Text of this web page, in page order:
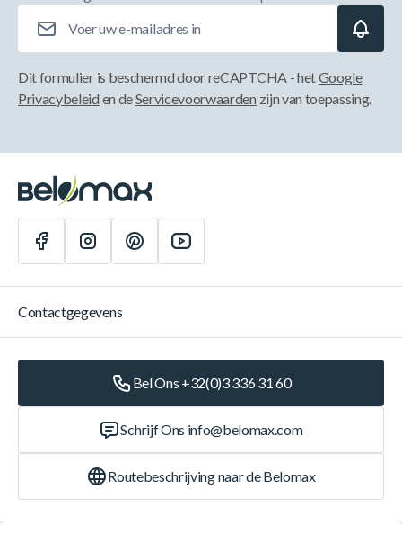
Dit formulier is beschermd door reCAPTCHA - hetGoogle
Privacybeleid en deServicevoorwaarden zijn van toepassing.
Contactgegevens
Bel Ons +32(0)3 336 31 60
Schrijf Ons info@belomax.com
Routebeschrijving naar de Belomax